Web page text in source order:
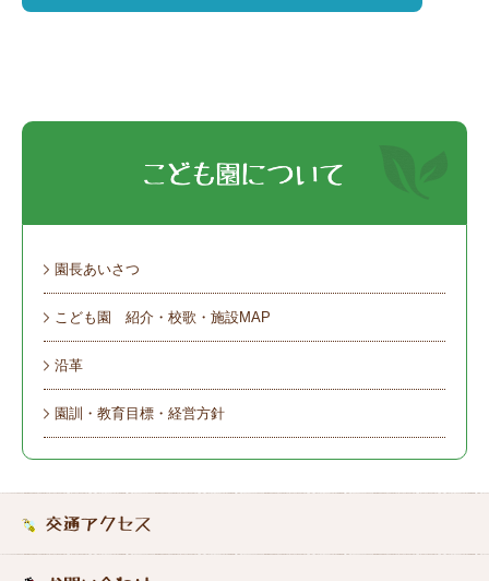
園長あいさつ
こども園 紹介・校歌・施設MAP
沿革
園訓・教育目標・経営方針